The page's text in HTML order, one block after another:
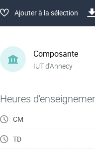
Ajouter à la sélection
Composante
IUT d'Annecy
Heures
CM
TD